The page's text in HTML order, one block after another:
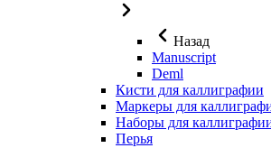
Назад
Manuscript
Deml
Кисти для каллиграфии
Маркеры для
Наборы для
Перья